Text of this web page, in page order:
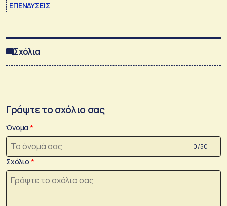
ΕΠΕΝΔΥΣΕΙΣ
Σχόλια
Γράψτε το σχόλιο σας
Όνομα
0 /50
Σχόλιο